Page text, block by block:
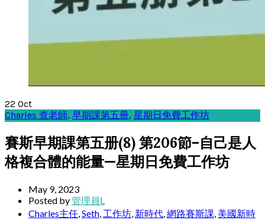
22 Oct
Charles 查老師, 早期課第五冊, 星期日免費工作坊
賽斯早期課第五册(8) 第206節–自己是人
格複合體的能量—星期日免費工作坊
May 9, 2023
Posted by管理員L
Charles主任,Seth, 工作坊, 新時代,網路賽斯課, 美國新時